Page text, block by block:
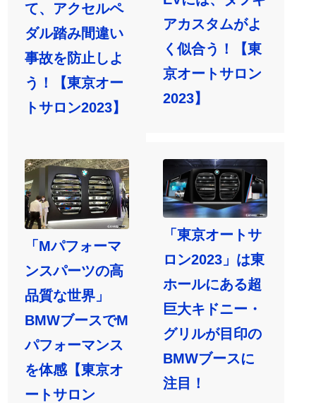
て、アクセルペ
ダル踏み間違い
事故を防止しよ
う！【東京オー
トサロン2023】
アカスタムがよ
く似合う！【東
京オートサロン
2023】
「Mパフォーマ
ンスパーツの高
品質な世界」
BMWブースでM
パフォーマンス
を体感【東京オ
ートサロン
「東京オートサ
ロン2023」は東
ホールにある超
巨大キドニー・
グリルが目印の
BMWブースに
注目！